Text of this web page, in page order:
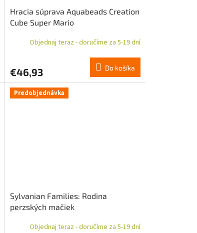
Hracia súprava Aquabeads Creation
Cube Super Mario
Objednaj teraz - doručíme za 5-19 dní
€46,93 Do košíka
Predobjednávka
Sylvanian Families: Rodina
perzských mačiek
Objednaj teraz - doručíme za 5-19 dní